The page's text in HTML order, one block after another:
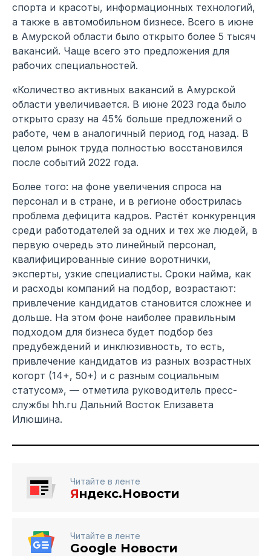
спорта и красоты, информационных технологий,
а также в автомобильном бизнесе. Всего в июне
в Амурской области было открыто более 5 тысяч
вакансий. Чаще всего это предложения для
рабочих специальностей.
«Количество активных вакансий в Амурской
области увеличивается. В июне 2023 года было
открыто сразу на 45% больше предложений о
работе, чем в аналогичный период год назад. В
целом рынок труда полностью восстановился
после событий 2022 года.
Более того: на фоне увеличения спроса на
персонал и в стране, и в регионе обострилась
проблема дефицита кадров. Растёт конкуренция
среди работодателей за одних и тех же людей, в
первую очередь это линейный персонал,
квалифицированные синие воротнички,
эксперты, узкие специалисты. Сроки найма, как
и расходы компаний на подбор, возрастают:
привлечение кандидатов становится сложнее и
дольше. На этом фоне наиболее правильным
подходом для бизнеса будет подбор без
предубеждений и инклюзивность, то есть,
привлечение кандидатов из разных возрастных
когорт (14+, 50+) и с разным социальным
статусом», — отметила руководитель пресс-
службы hh.ru Дальний Восток Елизавета
Илюшина.
Читайте в ленте
Яндекс.Новости
Читайте в ленте
Google Новости